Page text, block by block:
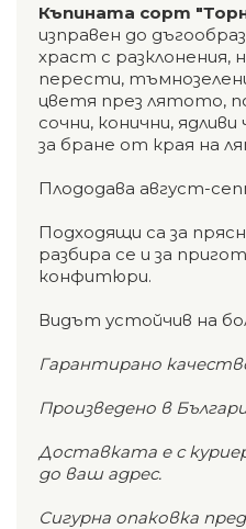
Къпината сорт
изправен до
храст с разклонения,
перести,
цветя през лятото,
сочни, конични,
за бране от края на
Плододава август-
Подходящи са за
разбира се и за
конфитюри.
Видът устойчив на
Гарантирано
Произведено в
Доставката е с
до ваш адрес.
Сигурна опаковка